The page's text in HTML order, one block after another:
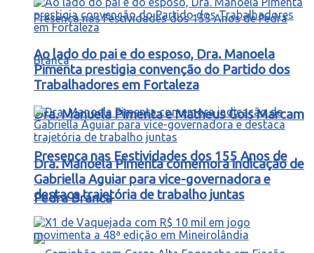
Dra. Manuela Pimenta e Matheus Gois Marcam
Presença nas Festividades dos 155 Anos de
Pedra Branca
Ao lado do pai e do esposo, Dra. Manoela
Pimenta prestigia convenção do Partido dos
Trabalhadores em Fortaleza
Dra. Manoela Pimenta comemora indicação de
Gabriella Aguiar para vice-governadora e
destaca trajetória de trabalho juntas